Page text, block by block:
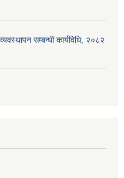
सम्बन्धी कार्यविधि, २०८२